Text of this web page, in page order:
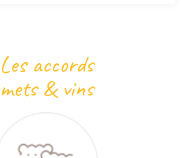
Les accords
mets & vins